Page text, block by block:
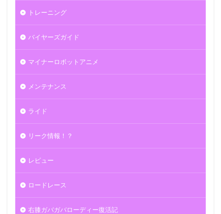
トレーニング
バイヤーズガイド
マイナーロボットアニメ
メンテナンス
ライド
リーク情報！？
レビュー
ロードレース
右膝ガバガバローディー復活記